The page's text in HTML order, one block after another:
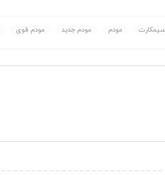
سیمکارت مودم مودم جدید مودم قوی